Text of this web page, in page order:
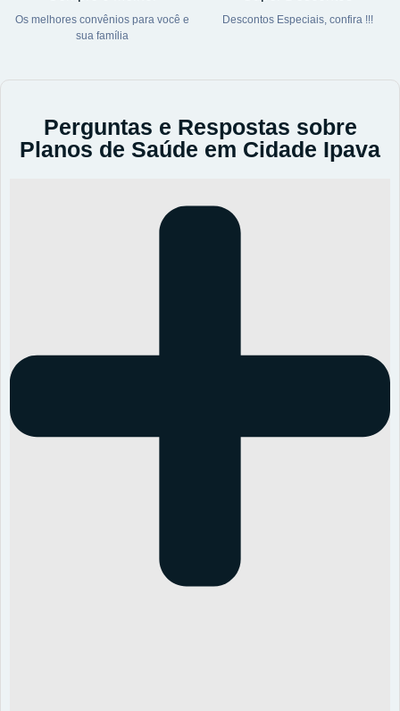
Os melhores convênios para você e
sua família
Descontos Especiais, confira !!!
Perguntas e Respostas sobre
Planos de Saúde em Cidade Ipava